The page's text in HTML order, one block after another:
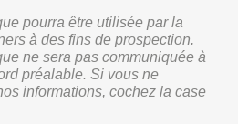
pourra être utilisée par la
à des fins de prospection.
ne sera pas communiquée à
préalable. Si vous ne
informations, cochez la case